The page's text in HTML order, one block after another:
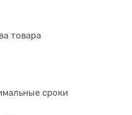
товара
сроки